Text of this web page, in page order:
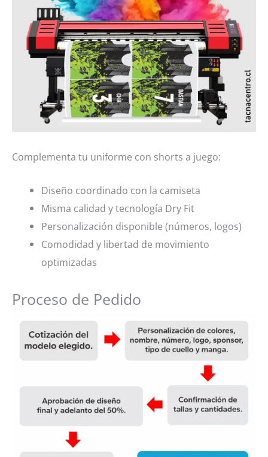
Complementa tu uniforme con shorts a juego:
Diseño coordinado con la camiseta
Misma calidad y tecnología Dry Fit
Personalización disponible (números, logos)
Comodidad y libertad de movimiento
optimizadas
Proceso de Pedido